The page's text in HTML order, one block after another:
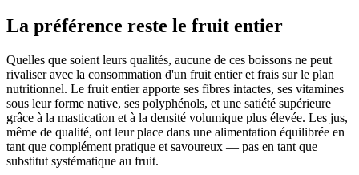
La préférence reste le fruit entier
Quelles que soient leurs qualités, aucune de ces boissons ne peut
rivaliser avec la consommation d'un fruit entier et frais sur le plan
nutritionnel. Le fruit entier apporte ses fibres intactes, ses vitamines
sous leur forme native, ses polyphénols, et une satiété supérieure
grâce à la mastication et à la densité volumique plus élevée. Les jus,
même de qualité, ont leur place dans une alimentation équilibrée en
tant que complément pratique et savoureux — pas en tant que
substitut systématique au fruit.